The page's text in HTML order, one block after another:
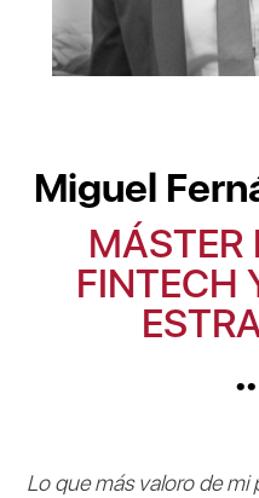
Miguel
MÁSTER
FINTECH
Lo que más valoro de mi